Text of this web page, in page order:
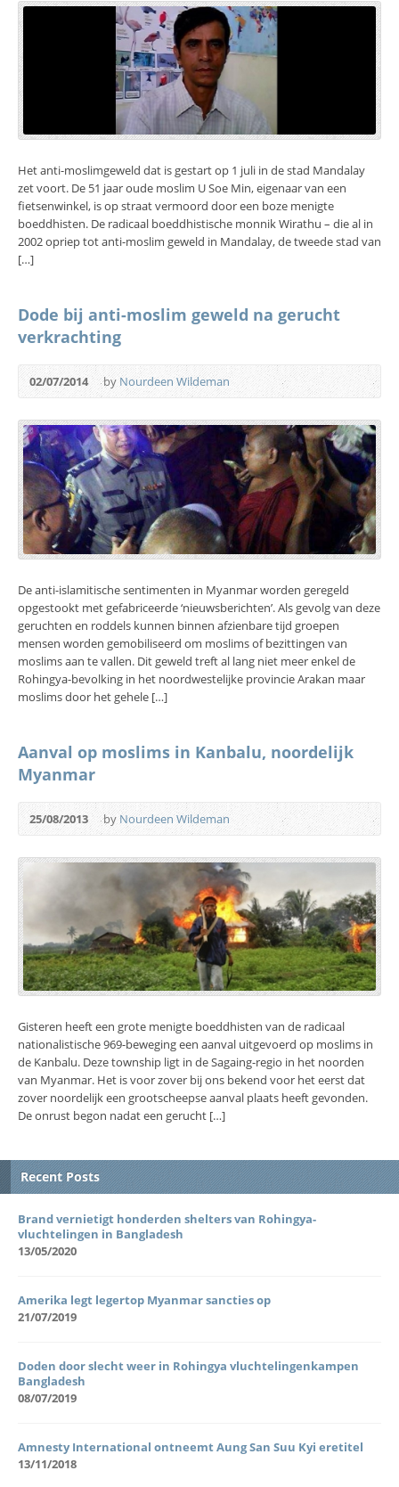
Het anti-moslimgeweld dat is gestart op 1 juli in de stad Mandalay
zet voort. De 51 jaar oude moslim U Soe Min, eigenaar van een
fietsenwinkel, is op straat vermoord door een boze menigte
boeddhisten. De radicaal boeddhistische monnik Wirathu – die al in
2002 opriep tot anti-moslim geweld in Mandalay, de tweede stad van
[…]
Dode bij anti-moslim geweld na gerucht
verkrachting
02/07/2014 by Nourdeen Wildeman
De anti-islamitische sentimenten in Myanmar worden geregeld
opgestookt met gefabriceerde ‘nieuwsberichten’. Als gevolg van deze
geruchten en roddels kunnen binnen afzienbare tijd groepen
mensen worden gemobiliseerd om moslims of bezittingen van
moslims aan te vallen. Dit geweld treft al lang niet meer enkel de
Rohingya-bevolking in het noordwestelijke provincie Arakan maar
moslims door het gehele […]
Aanval op moslims in Kanbalu, noordelijk
Myanmar
25/08/2013 by Nourdeen Wildeman
Gisteren heeft een grote menigte boeddhisten van de radicaal
nationalistische 969-beweging een aanval uitgevoerd op moslims in
de Kanbalu. Deze township ligt in de Sagaing-regio in het noorden
van Myanmar. Het is voor zover bij ons bekend voor het eerst dat
zover noordelijk een grootscheepse aanval plaats heeft gevonden.
De onrust begon nadat een gerucht […]
Recent Posts
Brand vernietigt honderden shelters van Rohingya-
vluchtelingen in Bangladesh
13/05/2020
Amerika legt legertop Myanmar sancties op
21/07/2019
Doden door slecht weer in Rohingya vluchtelingenkampen
Bangladesh
08/07/2019
Amnesty International ontneemt Aung San Suu Kyi eretitel
13/11/2018